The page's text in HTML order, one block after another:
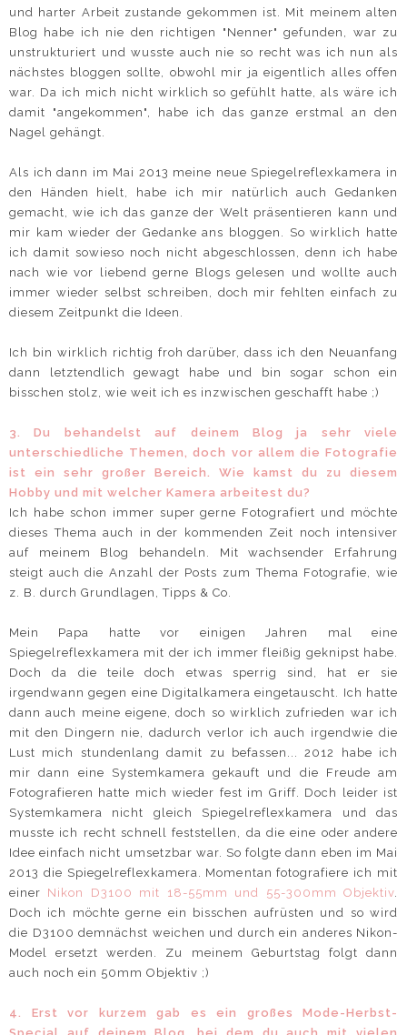
und harter Arbeit zustande gekommen ist. Mit meinem alten
Blog habe ich nie den richtigen "Nenner" gefunden, war zu
unstrukturiert und wusste auch nie so recht was ich nun als
nächstes bloggen sollte, obwohl mir ja eigentlich alles offen
war. Da ich mich nicht wirklich so gefühlt hatte, als wäre ich
damit "angekommen", habe ich das ganze erstmal an den
Nagel gehängt.
Als ich dann im Mai 2013 meine neue Spiegelreflexkamera in
den Händen hielt, habe ich mir natürlich auch Gedanken
gemacht, wie ich das ganze der Welt präsentieren kann und
mir kam wieder der Gedanke ans bloggen. So wirklich hatte
ich damit sowieso noch nicht abgeschlossen, denn ich habe
nach wie vor liebend gerne Blogs gelesen und wollte auch
immer wieder selbst schreiben, doch mir fehlten einfach zu
diesem Zeitpunkt die Ideen.
Ich bin wirklich richtig froh darüber, dass ich den Neuanfang
dann letztendlich gewagt habe und bin sogar schon ein
bisschen stolz, wie weit ich es inzwischen geschafft habe ;)
3. Du behandelst auf deinem Blog ja sehr viele
unterschiedliche Themen, doch vor allem die Fotografie
ist ein sehr großer Bereich. Wie kamst du zu diesem
Hobby und mit welcher Kamera arbeitest du?
Ich habe schon immer super gerne Fotografiert und möchte
dieses Thema auch in der kommenden Zeit noch intensiver
auf meinem Blog behandeln. Mit wachsender Erfahrung
steigt auch die Anzahl der Posts zum Thema Fotografie, wie
z. B. durch Grundlagen, Tipps & Co.
Mein Papa hatte vor einigen Jahren mal eine
Spiegelreflexkamera mit der ich immer fleißig geknipst habe.
Doch da die teile doch etwas sperrig sind, hat er sie
irgendwann gegen eine Digitalkamera eingetauscht. Ich hatte
dann auch meine eigene, doch so wirklich zufrieden war ich
mit den Dingern nie, dadurch verlor ich auch irgendwie die
Lust mich stundenlang damit zu befassen... 2012 habe ich
mir dann eine Systemkamera gekauft und die Freude am
Fotografieren hatte mich wieder fest im Griff. Doch leider ist
Systemkamera nicht gleich Spiegelreflexkamera und das
musste ich recht schnell feststellen, da die eine oder andere
Idee einfach nicht umsetzbar war. So folgte dann eben im Mai
2013 die Spiegelreflexkamera. Momentan fotografiere ich mit
einer Nikon D3100 mit 18-55mm und 55-300mm Objektiv
Doch ich möchte gerne ein bisschen aufrüsten und so wird
die D3100 demnächst weichen und durch ein anderes Nikon-
Model ersetzt werden. Zu meinem Geburtstag folgt dann
auch noch ein 50mm Objektiv ;)
4. Erst vor kurzem gab es ein großes Mode-Herbst-